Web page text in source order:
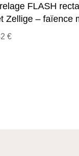
FLASH
Zellige – faïence
€